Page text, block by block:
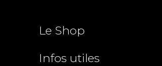
Le Shop
Infos utiles